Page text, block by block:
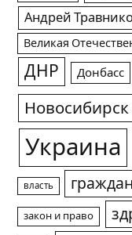
Андрей
Великая
ДНР Донбасс
Новосибирск
Украина
власть
закон и право